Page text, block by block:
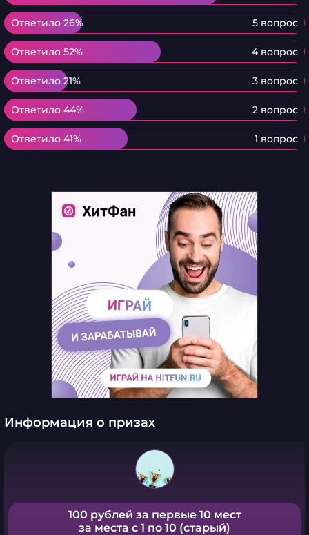
Ответило 26% 5 вопрос
Ответило 26%
Ответило 52% 4 вопрос
Ответило 52%
Ответило 21% 3 вопрос
Ответило 21%
Ответило 44% 2 вопрос
Ответило 44%
Ответило 41% 1 вопрос
Ответило 41%
Информация о призах
100 рублей за первые 10 мест
за места с 1 по 10 (старый)